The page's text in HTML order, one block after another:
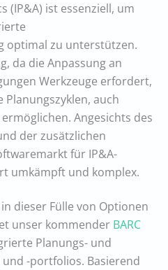
(IP&A) ist essenziell, um
optimal zu unterstützen.
da die Anpassung an
Werkzeuge erfordert,
auch
Angesichts des
der zusätzlichen
für IP&A-
umkämpft und komplex.
dieser Fülle von Optionen
unser kommender BARC
Planungs- und
-portfolios. Basierend